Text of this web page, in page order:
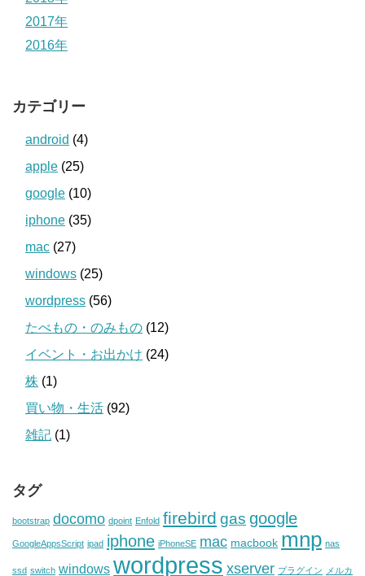
2017年
2016年
カテゴリー
android (4)
apple (25)
google (10)
iphone (35)
mac (27)
windows (25)
wordpress (56)
たべもの・のみもの (12)
イベント・お出かけ (24)
株 (1)
買い物・生活 (92)
雑記 (1)
タグ
bootstrap docomo dpoint Enfold firebird gas google
GoogleAppsScript ipad iphone iPhoneSE mac macbook mnp nas
ssd switch windows wordpress xserver プラグイン メルカ